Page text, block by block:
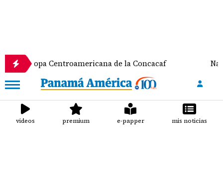
Centroamericana de la Concacaf Nathalee
videos premium e-papper mis noticias